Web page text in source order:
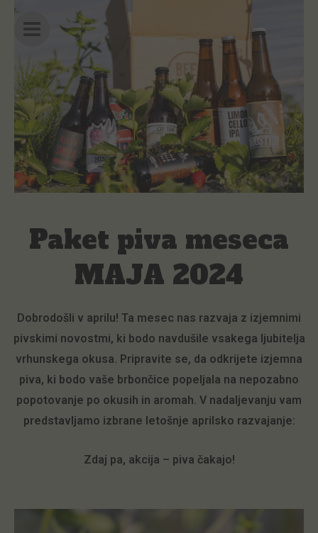
Skip
Paket piva meseca
MAJA 2024
Dobrodošli v aprilu! Ta mesec nas razvaja z izjemnimi
pivskimi novostmi, ki bodo navdušile vsakega ljubitelja
vrhunskega okusa. Pripravite se, da odkrijete izjemna
piva, ki bodo vaše brbončice popeljala na nepozabno
popotovanje po okusih in aromah. V nadaljevanju vam
predstavljamo izbrane letošnje aprilsko razvajanje:
Zdaj pa, akcija – piva čakajo!
Post
navigation